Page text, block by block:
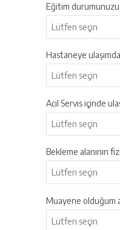
Eğitim
Hastaneye
Acil Servis içinde
Bekleme alanının
Muayene olduğum